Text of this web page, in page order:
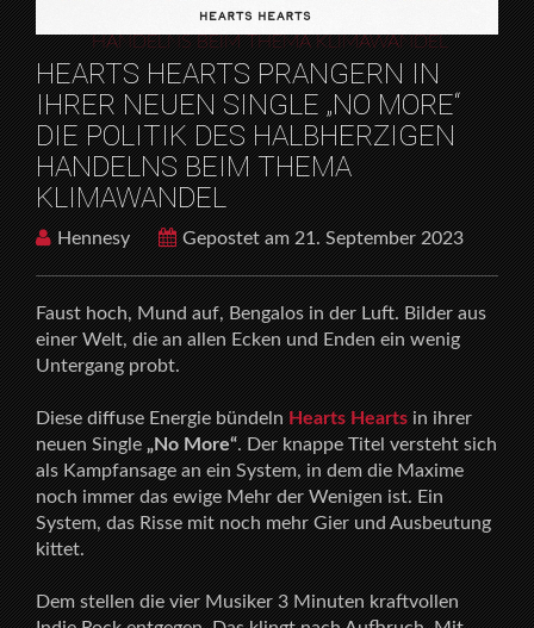
„NO MORE“ DIE POLITIK DES HALBHERZIGEN
HANDELNS BEIM THEMA KLIMAWANDEL
HEARTS HEARTS PRANGERN IN
IHRER NEUEN SINGLE „NO MORE“
DIE POLITIK DES HALBHERZIGEN
HANDELNS BEIM THEMA
KLIMAWANDEL
Hennesy Gepostet am 21. September 2023
Faust hoch, Mund auf, Bengalos in der Luft. Bilder aus
einer Welt, die an allen Ecken und Enden ein wenig
Untergang probt.
Diese diffuse Energie bündelnHearts Heartsin ihrer
neuen Single„No More“. Der knappe Titel versteht sich
als Kampfansage an ein System, in dem die Maxime
noch immer das ewige Mehr der Wenigen ist. Ein
System, das Risse mit noch mehr Gier und Ausbeutung
kittet.
Dem stellen die vier Musiker 3 Minuten kraftvollen